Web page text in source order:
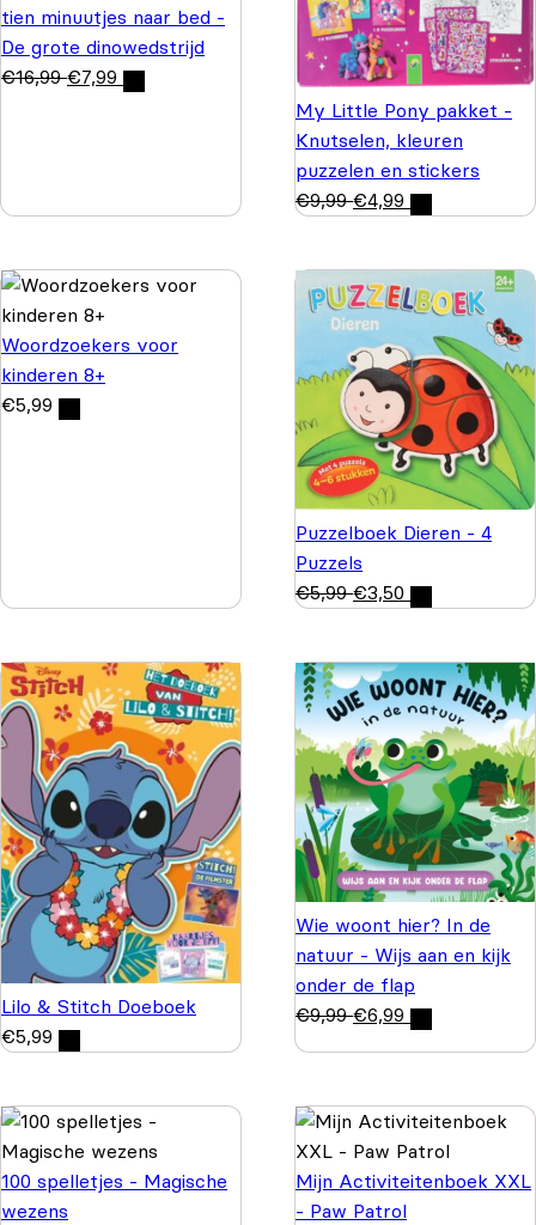
tien minuutjes naar bed -
De grote dinowedstrijd
€16,99 €7,99
My Little Pony pakket -
Knutselen, kleuren
puzzelen en stickers
€9,99 €4,99
Woordzoekers voor
kinderen 8+
€5,99
Puzzelboek Dieren - 4
Puzzels
€5,99 €3,50
Lilo & Stitch Doeboek
€5,99
Wie woont hier? In de
natuur - Wijs aan en kijk
onder de flap
€9,99 €6,99
100 spelletjes - Magische
wezens
Mijn Activiteitenboek XXL
- Paw Patrol